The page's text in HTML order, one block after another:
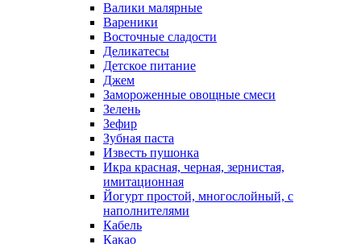
Валики малярные
Вареники
Восточные сладости
Деликатесы
Детское питание
Джем
Замороженные овощные смеси
Зелень
Зефир
Зубная паста
Известь пушонка
Икра красная, черная, зернистая,
имитационная
Йогурт простой, многослойный, с
наполнителями
Кабель
Какао